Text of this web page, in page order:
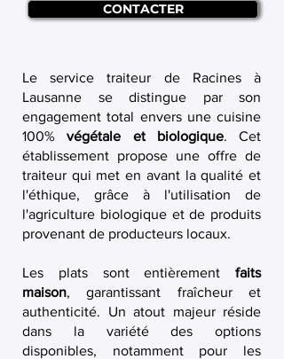
CONTACTER
Le service traiteur de Racines à
Lausanne se distingue par son
engagement total envers une cuisine
100%végétale et biologique. Cet
établissement propose une offre de
traiteur qui met en avant la qualité et
l'éthique, grâce à l'utilisation de
l'agriculture biologique et de produits
provenant de producteurs locaux.
Les plats sont entièrement faits
maison, garantissant fraîcheur et
authenticité. Un atout majeur réside
dans la variété des options
disponibles, notamment pour les